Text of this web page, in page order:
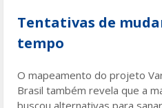
Tentativas de
tempo
O mapeamento do projeto
Brasil também revela que a